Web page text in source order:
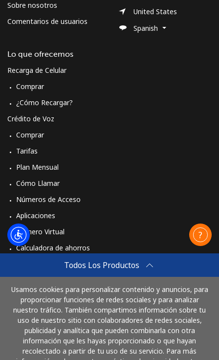
Todos Los Productos
Usamos cookies para personalizar contenido y anuncios, para
proporcionar funciones de redes sociales y para analizar
nuestro tráfico. También compartimos información sobre tu
uso de nuestro sitio con colaboradores de redes sociales,
publicidad y analítica que pueden combinarla con otra
información que les hayas proporcionado o que hayan
recolectado a partir de tu uso de su servicio. Para más
Sobre nosotros
Comentarios de usuarios
Lo que ofrecemos
Recarga de Celular
Comprar
¿Cómo Recargar?
Crédito de Voz
Comprar
Tarifas
Plan Mensual
Cómo Llamar
Números de Acceso
Aplicaciones
Número Virtual
Calculadora de ahorros
Cómo funciona
United States
Spanish
Paga con